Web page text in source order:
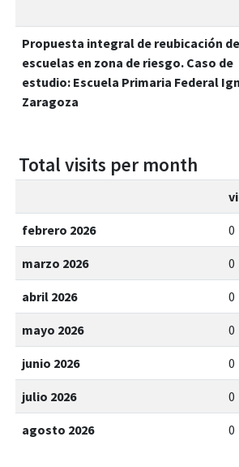
Propuesta integral de reubicación de
escuelas en zona de riesgo. Caso de
estudio: Escuela Primaria Federal
Zaragoza
Total visits per month
febrero 2026 0
marzo 2026 0
abril 2026 0
mayo 2026 0
junio 2026 0
julio 2026 0
agosto 2026 0